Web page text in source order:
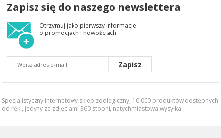
Zapisz się do naszego newslettera
Otrzymuj jako pierwszy informacje
o promocjach i nowościach
Zapisz
Specjalistyczny internetowy sklep zoologiczny, 10.000 produktów dostępnych
od ręki, jedyny ze zdjęciami 360 stopni, natychmiastowa wysyłka.